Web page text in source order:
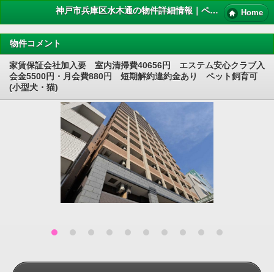
神戸市兵庫区水木通の物件詳細情報｜ペット 賃貸 Home
物件コメント
家賃保証会社加入要 室内清掃費40656円 エステム安心クラブ入
会金5500円・月会費880円 短期解約違約金あり ペット飼育可
(小型犬・猫)